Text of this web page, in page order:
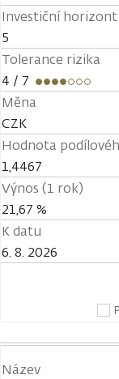
Investiční horizont
5
Tolerance rizika
4 / 7
Měna
CZK
Hodnota
1,4467
Výnos (1 rok)
21,67 %
K datu
6. 8. 2026
Název